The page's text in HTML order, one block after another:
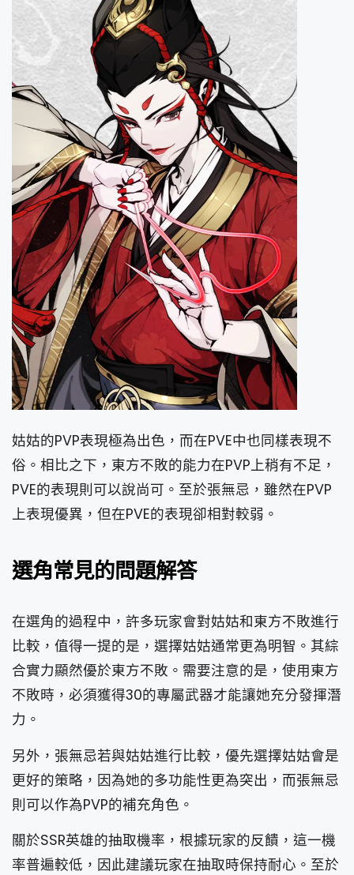
姑姑的PVP表現極為出色，而在PVE中也同樣表現不
俗。相比之下，東方不敗的能力在PVP上稍有不足，
PVE的表現則可以說尚可。至於張無忌，雖然在PVP
上表現優異，但在PVE的表現卻相對較弱。
選角常見的問題解答
在選角的過程中，許多玩家會對姑姑和東方不敗進行
比較，值得一提的是，選擇姑姑通常更為明智。其綜
合實力顯然優於東方不敗。需要注意的是，使用東方
不敗時，必須獲得30的專屬武器才能讓她充分發揮潛
力。
另外，張無忌若與姑姑進行比較，優先選擇姑姑會是
更好的策略，因為她的多功能性更為突出，而張無忌
則可以作為PVP的補充角色。
關於SSR英雄的抽取機率，根據玩家的反饋，這一機
率普遍較低，因此建議玩家在抽取時保持耐心。至於